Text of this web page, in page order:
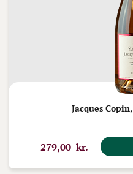
Jacques Copin,
279,00 kr.